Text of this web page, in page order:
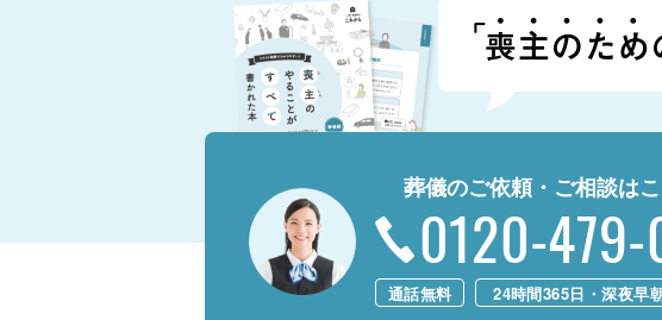
葬儀のご依頼・ご相談は
0120-
通話無料 24時間365日・深夜早